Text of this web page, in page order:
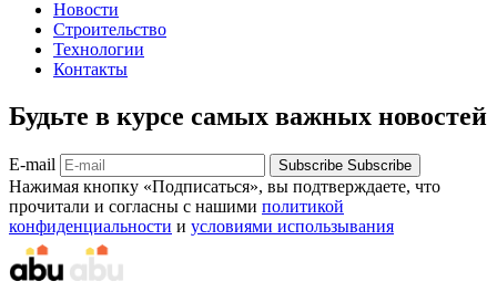
Новости
Строительство
Технологии
Контакты
Будьте в курсе самых важных новостей
E-mail Subscribe Subscribe
Нажимая кнопку «Подписаться», вы подтверждаете, что
прочитали и согласны с нашими политикой
конфиденциальности и условиями использывания